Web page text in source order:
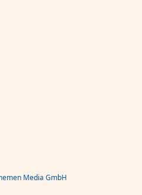
Media GmbH